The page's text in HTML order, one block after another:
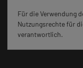
Für die Verwendung
Nutzungsrechte für
verantwortlich.